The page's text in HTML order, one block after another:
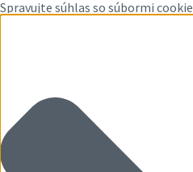
Spravujte súhlas so súbormi cookie